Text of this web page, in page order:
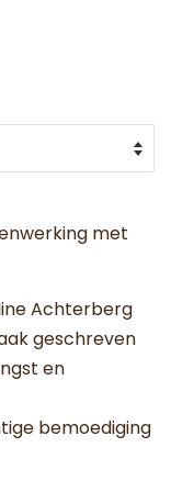
met
Achterberg
geschreven
en
bemoediging